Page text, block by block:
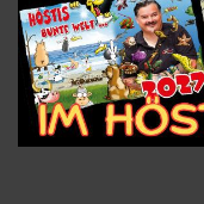
-
Löffel
Tabletts
aus
Melamin
Bücher